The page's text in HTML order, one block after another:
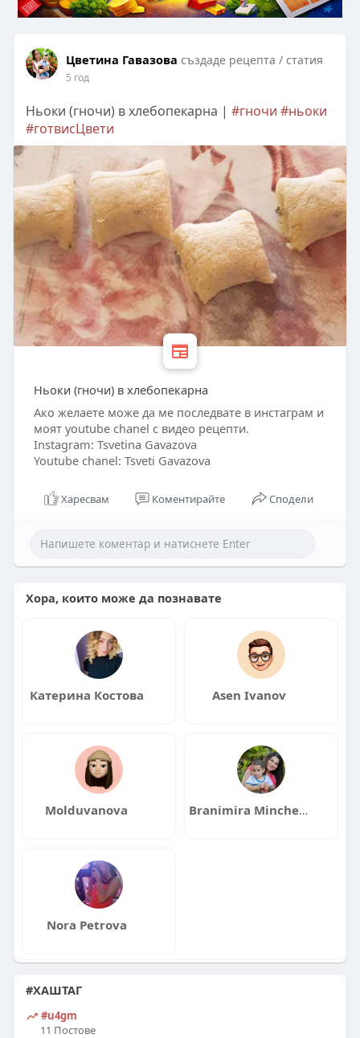
Цветина Гавазова създаде рецепта / статия
5 год
Ньоки (гночи) в хлебопекарна | #гночи #ньоки
#готвисЦвети
Ньоки (гночи) в хлебопекарна
Ако желаете може да ме последвате в инстаграм и
моят youtube chanel с видео рецепти.
Instagram: Tsvetina Gavazova
Youtube chanel: Tsveti Gavazova
Харесвам Коментирайте Сподели
Хора, които може да познавате
Катерина Костова Asen Ivanov
Molduvanova Branimira Mincheva
Nora Petrova
#ХАШТАГ
#u4gm
11 Постове